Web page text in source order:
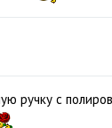
ручку с